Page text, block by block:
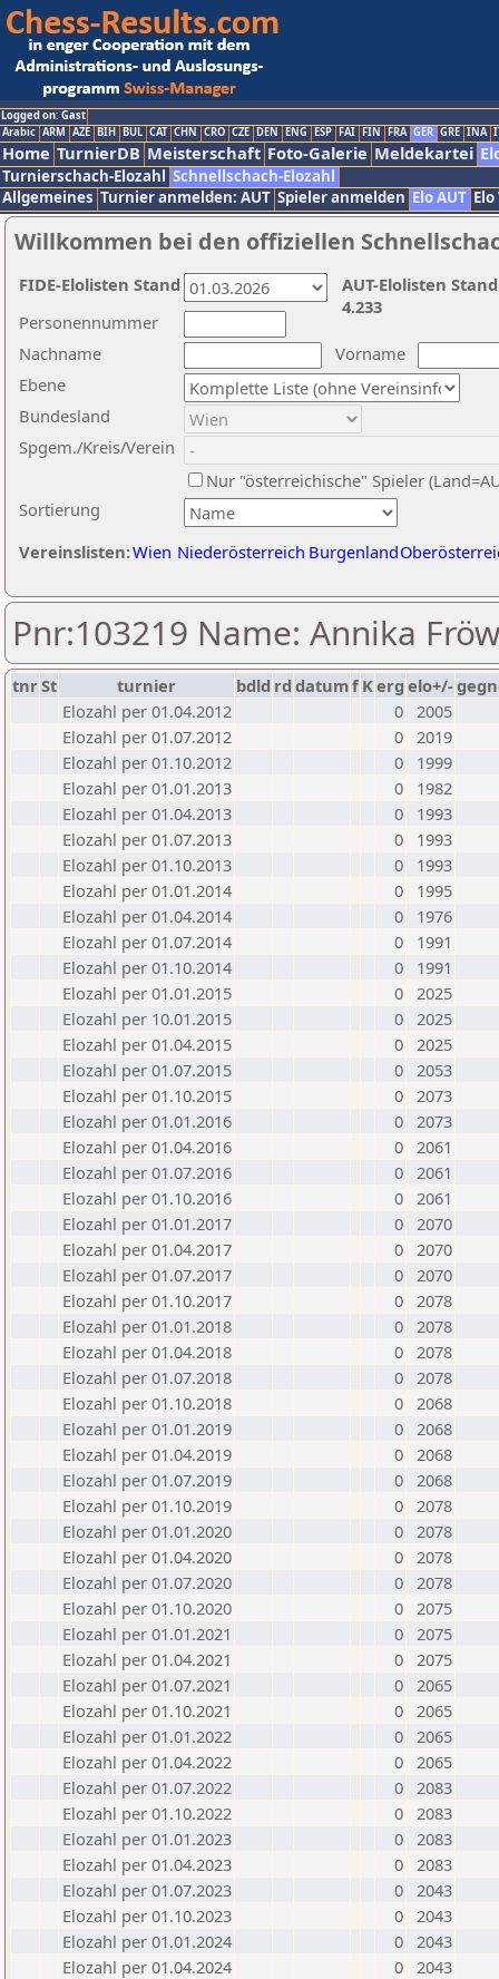
Logged on: Gast
Arabic ARM AZE BIH BUL CAT CHN CRO CZE DEN ENG ESP FAI FIN FRA GER GRE INA
Home TurnierDB Meisterschaft Foto-Galerie Meldekartei
Turnierschach-Elozahl Schnellschach-Elozahl
Allgemeines Turnier anmelden: AUT Spieler anmelden Elo AUT
Willkommen bei den offiziellen
Nachname
Vorname
Ebene
Sortierung
Personennummer
Bundesland
Spgem./Kreis/Verein
Nur "österreichische" Spieler
Vereinslisten:Wien Niederösterreich Burgenland
AUT-Elolisten
4.233
FIDE-Elolisten Stand
Pnr:103219 Name: Annika
tnrSt turnier bdld rd datumf Kerg elo+/-
Elozahl per 01.04.2012
0 2005
Elozahl per 01.07.2012
0 2019
Elozahl per 01.10.2012
0
1999
Elozahl per 01.01.2013
0
1982
Elozahl per 01.04.2013
0
1993
Elozahl per 01.07.2013
0
1993
Elozahl per 01.10.2013
0
1993
Elozahl per 01.01.2014
0
1995
Elozahl per 01.04.2014
0
1976
Elozahl per 01.07.2014
0
1991
Elozahl per 01.10.2014
0
1991
Elozahl per 01.01.2015
0 2025
Elozahl per 10.01.2015
0 2025
Elozahl per 01.04.2015
0 2025
Elozahl per 01.07.2015
0 2053
Elozahl per 01.10.2015
0 2073
Elozahl per 01.01.2016
0 2073
Elozahl per 01.04.2016
0 2061
Elozahl per 01.07.2016
0 2061
Elozahl per 01.10.2016
0 2061
Elozahl per 01.01.2017
0 2070
Elozahl per 01.04.2017
0 2070
Elozahl per 01.07.2017
0 2070
Elozahl per 01.10.2017
0 2078
Elozahl per 01.01.2018
0 2078
Elozahl per 01.04.2018
0 2078
Elozahl per 01.07.2018
0 2078
Elozahl per 01.10.2018
0 2068
Elozahl per 01.01.2019
0 2068
Elozahl per 01.04.2019
0 2068
Elozahl per 01.07.2019
0 2068
Elozahl per 01.10.2019
0 2078
Elozahl per 01.01.2020
0 2078
Elozahl per 01.04.2020
0 2078
Elozahl per 01.07.2020
0 2078
Elozahl per 01.10.2020
0 2075
Elozahl per 01.01.2021
0 2075
Elozahl per 01.04.2021
0 2075
Elozahl per 01.07.2021
0 2065
Elozahl per 01.10.2021
0 2065
Elozahl per 01.01.2022
0 2065
Elozahl per 01.04.2022
0 2065
Elozahl per 01.07.2022
0 2083
Elozahl per 01.10.2022
0 2083
Elozahl per 01.01.2023
0 2083
Elozahl per 01.04.2023
0 2083
Elozahl per 01.07.2023
0 2043
Elozahl per 01.10.2023
0 2043
Elozahl per 01.01.2024
0 2043
Elozahl per 01.04.2024
0 2043